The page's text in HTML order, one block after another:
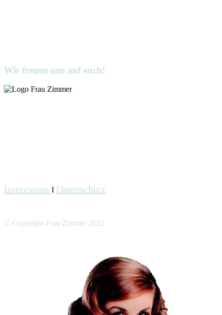
Wir freuen uns auf euch!
Impressum I Datenschutz
© Copyright Frau Zimmer 2022